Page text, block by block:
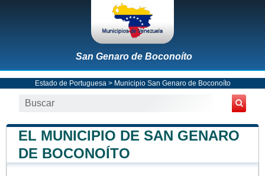
San Genaro de Boconoíto
Estado de Portuguesa > Municipio San Genaro de Boconoíto
EL MUNICIPIO DE SAN GENARO
DE BOCONOÍTO